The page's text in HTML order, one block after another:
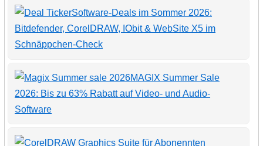
Software-Deals im Sommer 2026:
Bitdefender, CorelDRAW, IObit & WebSite X5 im
Schnäppchen-Check
MAGIX Summer Sale
2026: Bis zu 63% Rabatt auf Video- und Audio-
Software